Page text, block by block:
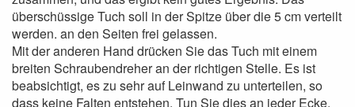
überschüssige Tuch soll in der Spitze über die 5 cm verteilt
werden. an den Seiten frei gelassen.
Mit der anderen Hand drücken Sie das Tuch mit einem
breiten Schraubendreher an der richtigen Stelle. Es ist
beabsichtigt, es zu sehr auf Leinwand zu unterteilen, so
dass keine Falten entstehen. Tun Sie dies an jeder Ecke.